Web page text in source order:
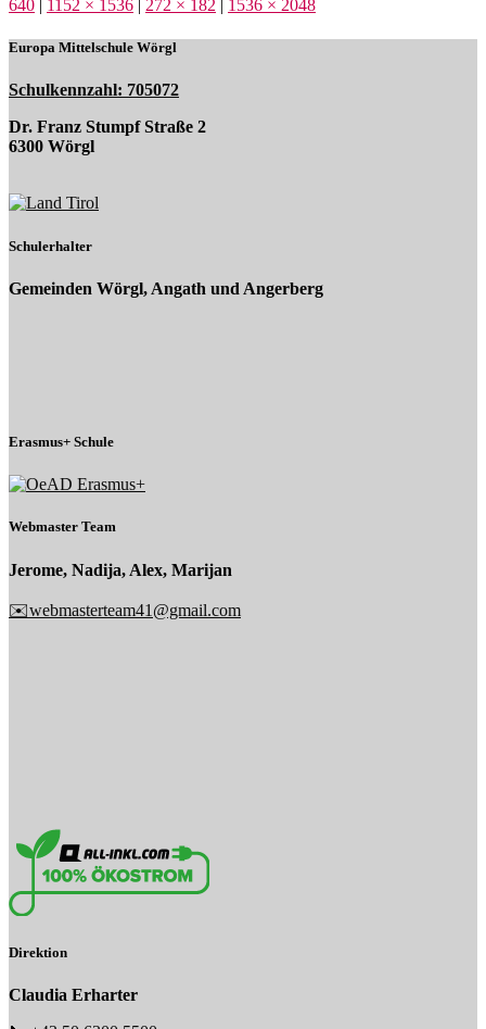
640 | 1152 × 1536 | 272 × 182 | 1536 × 2048
Europa Mittelschule Wörgl
Schulkennzahl: 705072
Dr. Franz Stumpf Straße 2
6300 Wörgl
Schulerhalter
Gemeinden Wörgl, Angath und Angerberg
Erasmus+ Schule
Webmaster Team
Jerome, Nadija, Alex, Marijan
✉️webmasterteam41@gmail.com
Direktion
Claudia Erharter